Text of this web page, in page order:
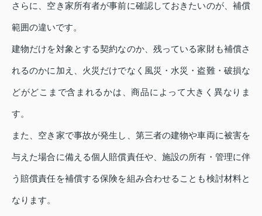
さらに、空き家所有者が事前に確認しておきたいのが、補償
範囲の違いです。
建物だけを対象とする契約なのか、残っている家財も補償さ
れるのかに加え、火災だけでなく風災・水災・盗難・破損な
どがどこまで含まれるかは、商品によって大きく異なりま
す。
また、空き家で事故が発生し、第三者の建物や車両に被害を
与えた場合に備える個人賠償責任や、施設の所有・管理に伴
う賠償責任を補償する保険を組み合わせることも検討材料と
なります。